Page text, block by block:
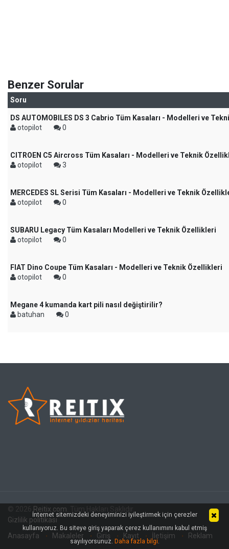
Benzer Sorular
Soru
DS AUTOMOBILES DS 3 Cabrio Tüm Kasaları - Modelleri ve
otopilot
0
CITROEN C5 Aircross Tüm Kasaları - Modelleri ve Teknik
otopilot
3
MERCEDES SL Serisi Tüm Kasaları - Modelleri ve Teknik
otopilot
0
SUBARU Legacy Tüm Kasaları Modelleri ve Teknik Özellikleri
otopilot
0
FIAT Dino Coupe Tüm Kasaları - Modelleri ve Teknik Özellikleri
otopilot
0
Megane 4 kumanda kart pili nasıl değiştirilir?
batuhan
0
Reitix.com
Gizlilik politikası
Anasayfa
Makaleler Giriş Kayıt İletişim Reklam
İnternet sitemizdeki deneyiminizi iyileştirmek için çerezler
kullanıyoruz. Bu siteye giriş yaparak çerez kullanımını kabul etmiş
sayılıyorsunuz. Daha fazla bilgi.